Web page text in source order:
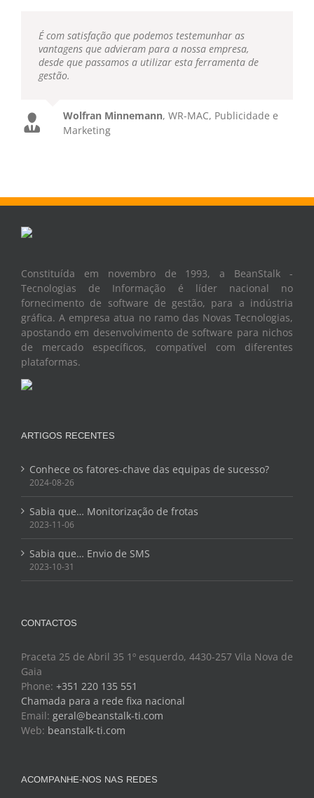
É com satisfação que podemos testemunhar as
vantagens que advieram para a nossa empresa,
desde que passamos a utilizar esta ferramenta de
gestão.
Wolfran Minnemann, WR-MAC, Publicidade e
Marketing
Constituída em novembro de 1993, a BeanStalk -
Tecnologias de Informação é líder nacional no
fornecimento de software de gestão, para a indústria
gráfica. A empresa atua no ramo das Novas Tecnologias,
apostando em desenvolvimento de software para nichos
de mercado específicos, compatível com diferentes
plataformas.
ARTIGOS RECENTES
Conhece os fatores-chave das equipas de sucesso?
2024-08-26
Sabia que… Monitorização de frotas
2023-11-06
Sabia que… Envio de SMS
2023-10-31
CONTACTOS
Praceta 25 de Abril 35 1º esquerdo, 4430-257 Vila Nova de
Gaia
Phone: +351 220 135 551
Chamada para a rede fixa nacional
Email: geral@beanstalk-ti.com
Web: beanstalk-ti.com
ACOMPANHE-NOS NAS REDES